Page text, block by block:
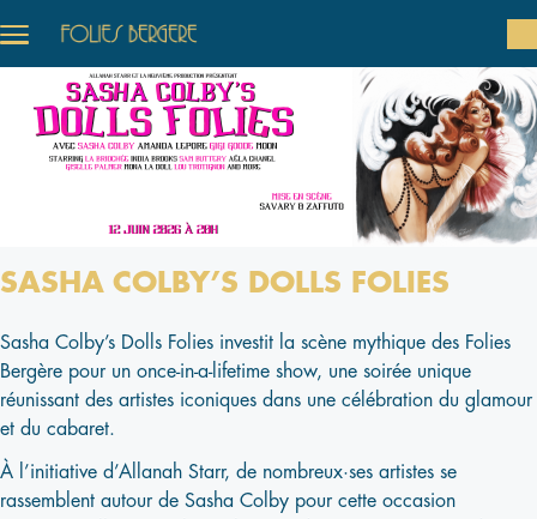
SASHA COLBY’S DOLLS FOLIES
Sasha Colby’s Dolls Folies investit la scène mythique des Folies
Bergère pour un once-in-a-lifetime show, une soirée unique
réunissant des artistes iconiques dans une célébration du glamour
et du cabaret.
À l’initiative d’Allanah Starr, de nombreux·ses artistes se
rassemblent autour de Sasha Colby pour cette occasion